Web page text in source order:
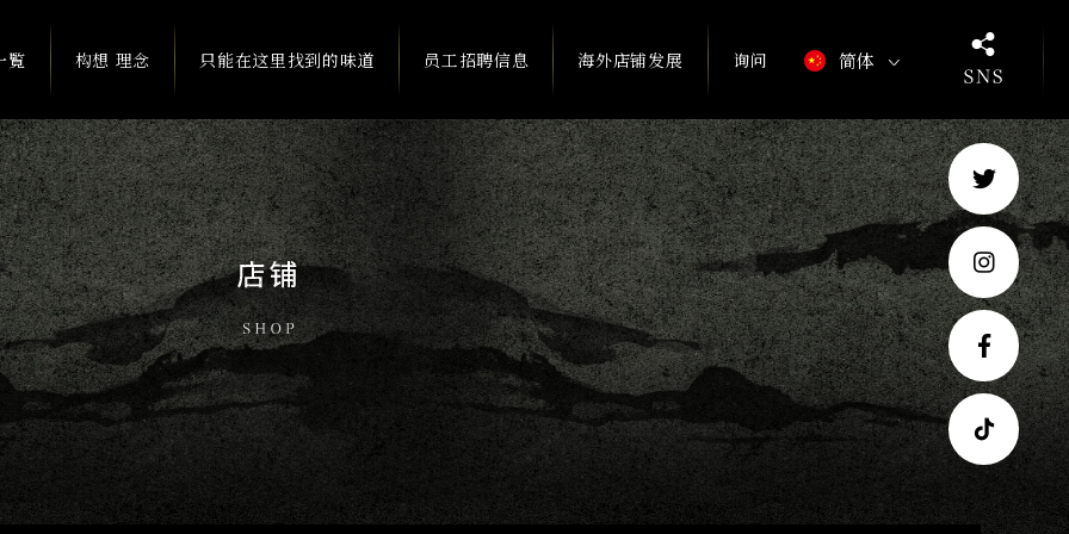
覧 构想 理念 只能在这里找到的味道 员工招聘信息 海外店铺发展 询问 简体